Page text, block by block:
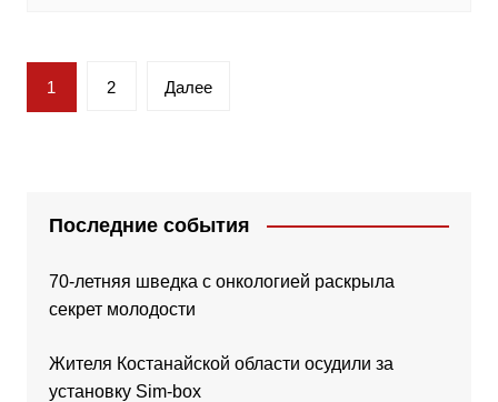
Пагинация
записей
1 2 Далее
Последние события
70-летняя шведка с онкологией раскрыла
секрет молодости
Жителя Костанайской области осудили за
установку Sim-box